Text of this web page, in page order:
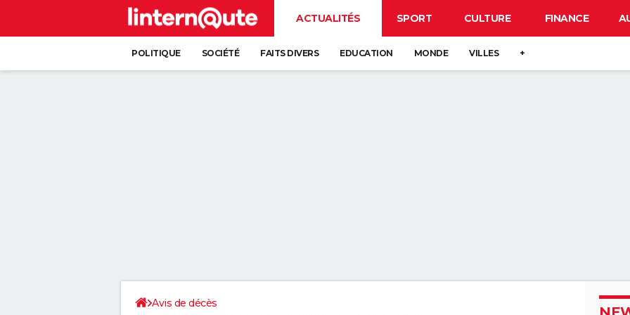
ACTUALITÉS SPORT CULTURE FINANCE
POLITIQUE SOCIÉTÉ FAITS DIVERS EDUCATION MONDE VILLES +
Avis de décès